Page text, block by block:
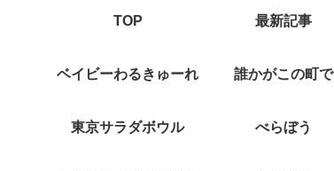
TOP 最新記事
ベイビーわるきゅーれ 誰かがこの町で
東京サラダボウル べらぼう